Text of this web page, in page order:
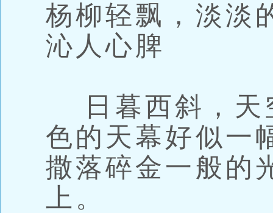
杨柳轻飘，淡淡
沁人心脾
日暮西斜，天
色的天幕好似一
撒落碎金一般的
上。